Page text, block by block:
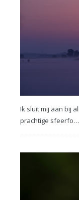
Ik sluit mij aan bij
prachtige sfeerfo…